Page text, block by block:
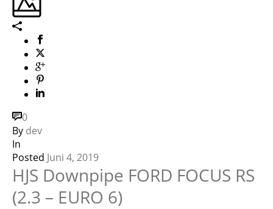
0
By dev
In
Posted Juni 4, 2019
HJS Downpipe FORD FOCUS RS
(2.3 – EURO 6)